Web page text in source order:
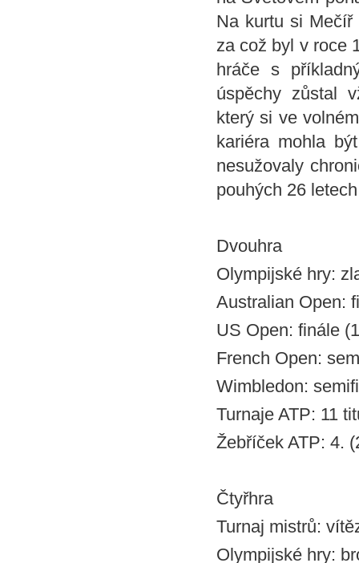
Na kurtu si Mečíř
za což byl v roce
hráče s
úspěchy zůstal
který si ve
kariéra mohla
nesužovaly
pouhých 26
Dvouhra
Olympijské hry:
Australian Open:
US Open: finále
French Open:
Wimbledon:
Turnaje ATP: 11
Žebříček ATP: 4.
Čtyřhra
Turnaj mistrů:
Olympijské hry: